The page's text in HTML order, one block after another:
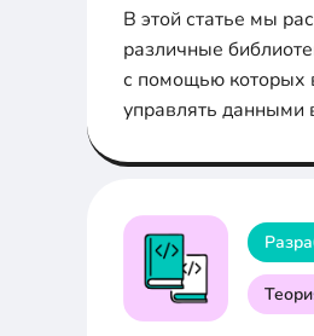
В этой статье мы
различные
с помощью которых
управлять данными